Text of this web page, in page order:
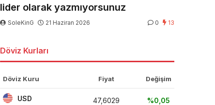
lider olarak yazmıyorsunuz
SoleKinG 21 Haziran 2026 0 13
Döviz Kurları
Döviz Kuru Fiyat Değişim
USD 47,6029 %0,05